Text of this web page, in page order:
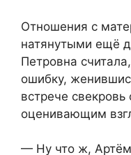
Отношения с
натянутыми ещё
Петровна
ошибку,
встрече
оценивающим
— Ну что ж,